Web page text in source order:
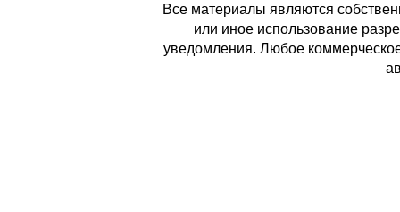
Все материалы являются
или иное использование
уведомления. Любое